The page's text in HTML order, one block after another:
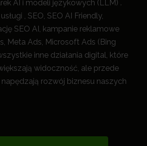
AI i modeli językowych (LLM) .
, SEO, SEO AI Friendly,
SEO AI, kampanie reklamowe
Meta Ads, Microsoft Ads (Bing
inne działania digital, które
widoczność, ale przede
rozwój biznesu naszych